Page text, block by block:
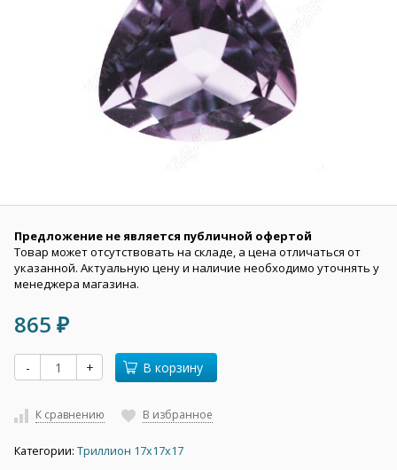
Предложение не является публичной офертой
Товар может отсутствовать на складе, а цена отличаться от
указанной. Актуальную цену и наличие необходимо уточнять у
менеджера магазина.
865 ₽
- + В корзину
К сравнению В избранное
Категории: Триллион 17х17х17